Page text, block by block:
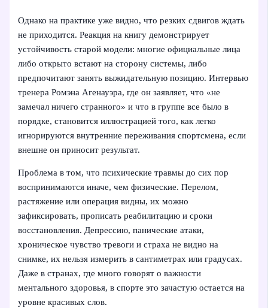
Однако на практике уже видно, что резких сдвигов ждать
не приходится. Реакция на книгу демонстрирует
устойчивость старой модели: многие официальные лица
либо открыто встают на сторону системы, либо
предпочитают занять выжидательную позицию. Интервью
тренера Ромэна Агенауэра, где он заявляет, что «не
замечал ничего странного» и что в группе все было в
порядке, становится иллюстрацией того, как легко
игнорируются внутренние переживания спортсмена, если
внешне он приносит результат.
Проблема в том, что психические травмы до сих пор
воспринимаются иначе, чем физические. Перелом,
растяжение или операция видны, их можно
зафиксировать, прописать реабилитацию и сроки
восстановления. Депрессию, панические атаки,
хроническое чувство тревоги и страха не видно на
снимке, их нельзя измерить в сантиметрах или градусах.
Даже в странах, где много говорят о важности
ментального здоровья, в спорте это зачастую остается на
уровне красивых слов.